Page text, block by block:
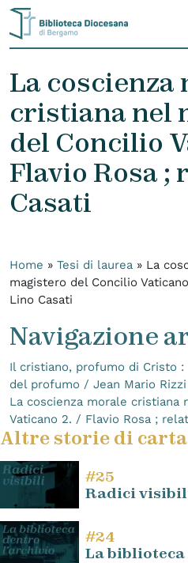
Skip to content
La coscienza
cristiana nel
del Concilio
Flavio Rosa ;
Casati
Home » Tesi di laurea » La
magistero del Concilio
Lino Casati
Navigazione
Il cristiano, profumo di Cristo
del profumo / Jean Mario
La coscienza morale cristiana
Vaticano 2. / Flavio Rosa ;
Altre storie di carta
#25
Radici
#24
La